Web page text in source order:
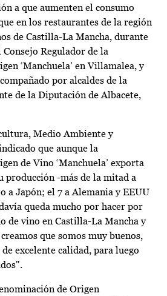
a que aumenten el consumo
en los restaurantes de la región
de Castilla-La Mancha, durante
Regulador de la
‘Manchuela’ en Villamalea, y
por alcaldes de la
de la Diputación de Albacete,
Medio Ambiente y
que aunque la
de Vino ‘Manchuela’ exporta
producción -más de la mitad a
a Japón; el 7 a Alemania y EEUU
queda mucho por hacer por
de vino en Castilla-La Mancha y
que somos muy buenos,
excelente calidad, para luego
de Origen